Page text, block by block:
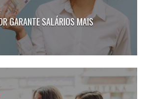
GARANTE SALÁRIOS MAIS